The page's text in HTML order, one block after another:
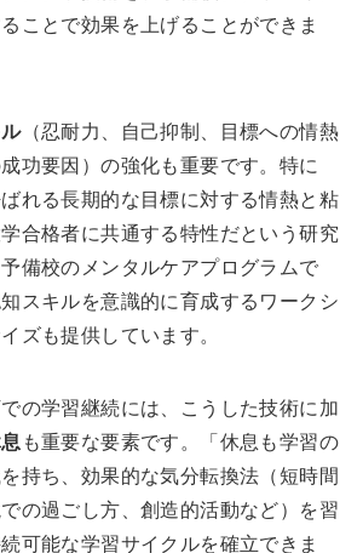
ことで効果を上げることができま
（忍耐力、自己抑制、目標への情熱
功要因）の強化も重要です。特に
ばれる長期的な目標に対する情熱と粘
合格者に共通する特性だという研究
備校のメンタルケアプログラムで
スキルを意識的に育成するワークシ
ズも提供しています。
の学習継続には、こうした技術に加
も重要な要素です。「休息も学習の
持ち、効果的な気分転換法（短時間
の過ごし方、創造的活動など）を習
可能な学習サイクルを確立できま